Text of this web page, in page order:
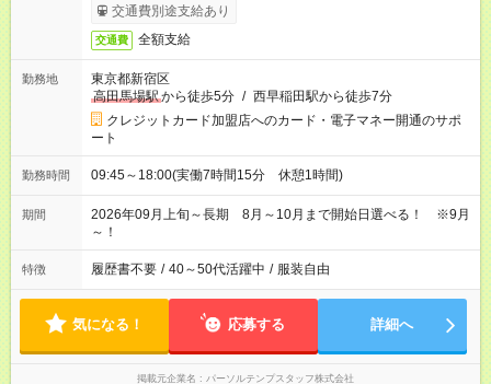
交通費別途支給あり
交通費 全額支給
勤務地
東京都新宿区
高田馬場駅から徒歩5分 / 西早稲田駅から徒歩7分
クレジットカード加盟店へのカード・電子マネー開通のサポ
ート
勤務時間 09:45～18:00(実働7時間15分 休憩1時間)
期間
2026年09月上旬～長期 8月～10月まで開始日選べる！ ※9月
～！
特徴 履歴書不要 / 40～50代活躍中 / 服装自由
気になる！ 応募する 詳細へ
掲載元企業名 パーソルテンプスタッフ株式会社